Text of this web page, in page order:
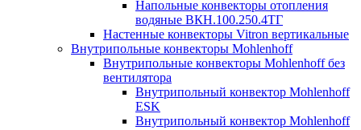
Напольные конвекторы отопления
водяные ВКН.100.250.4ТГ
Настенные конвекторы Vitron вертикальные
Внутрипольные конвекторы Mohlenhoff
Внутрипольные конвекторы Mohlenhoff без
вентилятора
Внутрипольный конвектор Mohlenhoff
ESK
Внутрипольный конвектор Mohlenhoff